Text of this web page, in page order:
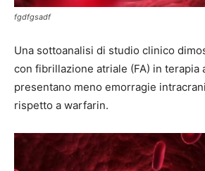
fgdfgsadf
Una sottoanalisi di studio clinico
con fibrillazione atriale (FA) in terapia
presentano meno emorragie
rispetto a warfarin.